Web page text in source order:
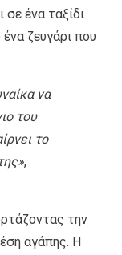
ένα ταξίδι
ζευγάρι που
να
του
το
,
την
αγάπης. Η